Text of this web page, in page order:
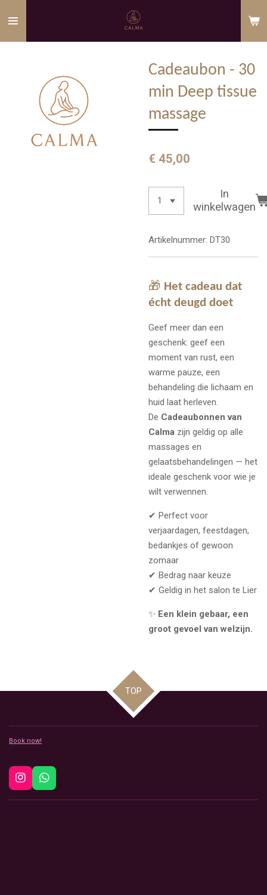
direct
naar
Cadeaubon - 30
min Deep tissue
massage
€ 45,00
In
winkelwagen
Artikelnummer: DT30
🎁 Het cadeau dat
écht deugd doet
Geef meer dan een
geschenk: geef een
moment van rust, een
warme pauze, een
behandeling die lichaam en
huid laat herleven.
De Cadeaubonnen van
Calma zijn geldig op alle
massages en
gelaatsbehandelingen — het
ideale geschenk voor wie je
wilt verwennen.
✔ Perfect voor
verjaardagen, feestdagen,
bedankjes of gewoon
zomaar
✔ Bedrag naar keuze
✔ Geldig in het salon te Lier
✨ Een klein gebaar, een
groot gevoel van welzijn.
TOP
Book now!
I
n
W
h